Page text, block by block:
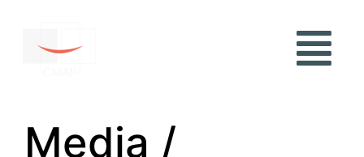
Media /